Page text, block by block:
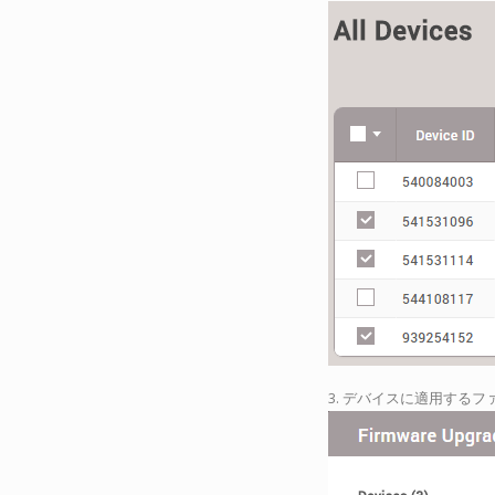
3. デバイスに適用するフ